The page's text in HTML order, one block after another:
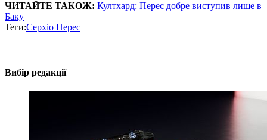
ЧИТАЙТЕ ТАКОЖ: Култхард: Перес добре виступив лише в
Баку
Теги:Серхіо Перес
Вибір редакції